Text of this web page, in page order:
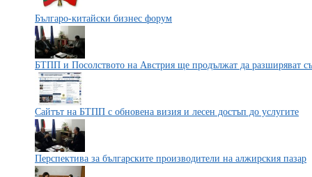
Българо-китайски бизнес форум
БТПП и Посолството на Австрия ще продължат да разширяват
Сайтът на БТПП с обновена визия и лесен достъп до услугите
Перспектива за българските производители на алжирския пазар